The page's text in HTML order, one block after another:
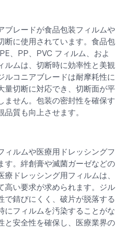
ブレードが食品包装フィルムや
断に使用されています。食品包
、PP、PVC フィルム、およ
ルムは、切断時に効率性と美観
ルコニアブレードは耐摩耗性に
量切断に対応でき、切断面が平
ません。包装の密封性を確保す
質も向上させます。
ィルムや医療用ドレッシングフ
す。絆創膏や滅菌ガーゼなどの
ドレッシング用フィルムは、
高い要求が求められます。ジル
で錆びにくく、破片が脱落する
にフィルムを汚染することがな
と安全性を確保し、医療業界の